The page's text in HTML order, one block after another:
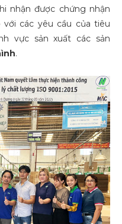
nhận được chứng nhận
các yêu cầu của tiêu
vực sản xuất các sản
.